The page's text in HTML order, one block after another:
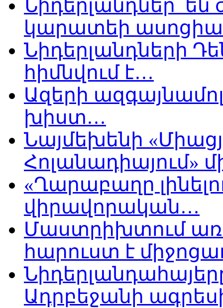
Նիդերլանդներ
կարատեի
Նիդերլանդների
հիմնվում է…
Ազերի
խիստ…
Նայմեխենի
Հոլանադիայում»
«Ղարաբաղը
վիրավորական…
Մաստրիխտում
հարուստ է
Ադրբեջանի